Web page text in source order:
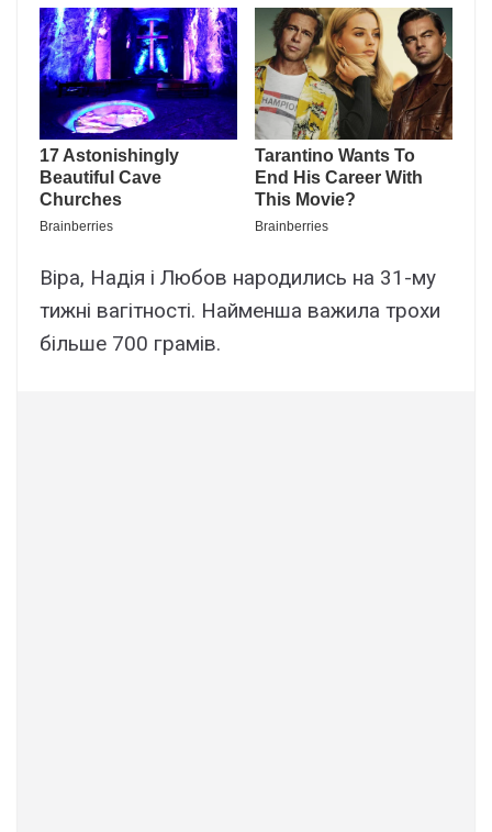
Віра, Надія і Любов народились на 31-му
тижні вагітності. Найменша важила трохи
більше 700 грамів.